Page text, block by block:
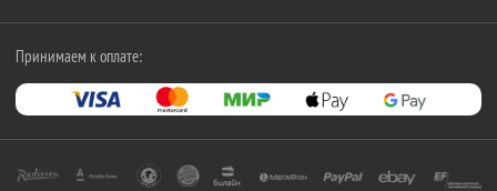
Принимаем к оплате: